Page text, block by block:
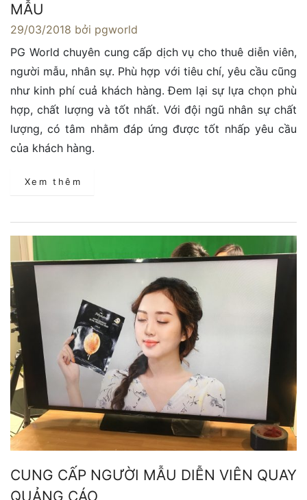
MẪU
29/03/2018 bởi pgworld
PG World chuyên cung cấp dịch vụ cho thuê diễn viên,
người mẫu, nhân sự. Phù hợp với tiêu chí, yêu cầu cũng
như kinh phí cuả khách hàng. Đem lại sự lựa chọn phù
hợp, chất lượng và tốt nhất. Với đội ngũ nhân sự chất
lượng, có tâm nhằm đáp ứng được tốt nhấp yêu cầu
của khách hàng.
Xem thêm
CUNG CẤP NGƯỜI MẪU DIỄN VIÊN QUAY
QUẢNG CÁO